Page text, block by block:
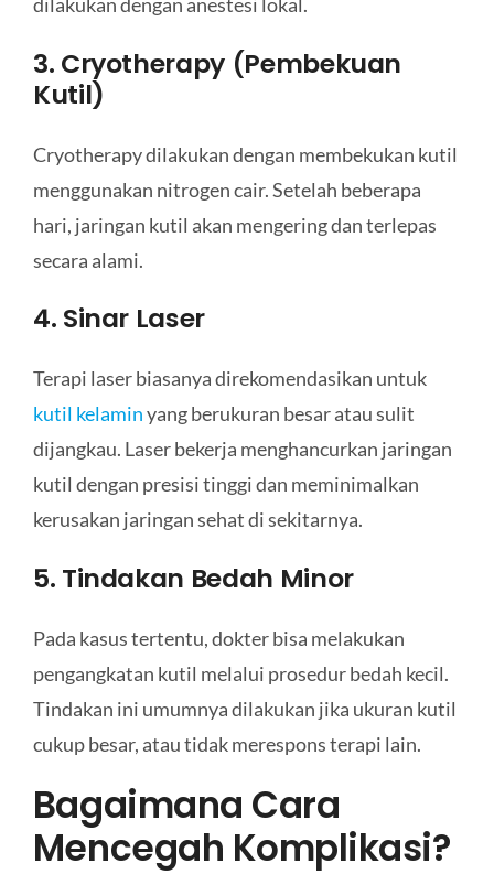
dilakukan dengan anestesi lokal.
3. Cryotherapy (Pembekuan
Kutil)
Cryotherapy dilakukan dengan membekukan kutil
menggunakan nitrogen cair. Setelah beberapa
hari, jaringan kutil akan mengering dan terlepas
secara alami.
4. Sinar Laser
Terapi laser biasanya direkomendasikan untuk
kutil kelaminyang berukuran besar atau sulit
dijangkau. Laser bekerja menghancurkan jaringan
kutil dengan presisi tinggi dan meminimalkan
kerusakan jaringan sehat di sekitarnya.
5. Tindakan Bedah Minor
Pada kasus tertentu, dokter bisa melakukan
pengangkatan kutil melalui prosedur bedah kecil.
Tindakan ini umumnya dilakukan jika ukuran kutil
cukup besar, atau tidak merespons terapi lain.
Bagaimana Cara
Mencegah Komplikasi?